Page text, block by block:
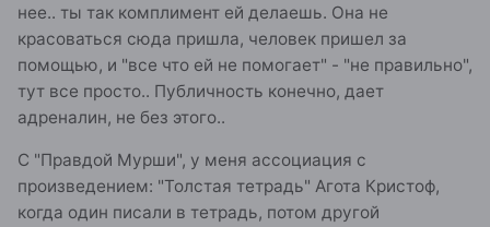
нее.. ты так комплимент ей делаешь. Она не
красоваться сюда пришла, человек пришел за
помощью, и "все что ей не помогает" - "не правильно",
тут все просто.. Публичность конечно, дает
адреналин, не без этого..
С "Правдой Мурши", у меня ассоциация с
произведением: "Толстая тетрадь" Агота Кристоф,
когда один писали в тетрадь, потом другой